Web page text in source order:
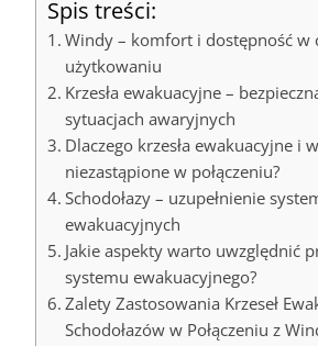
Spis treści:
Windy – komfort i dostępność w
użytkowaniu
Krzesła ewakuacyjne –
sytuacjach awaryjnych
Dlaczego krzesła ewakuacyjne i
niezastąpione w połączeniu?
Schodołazy – uzupełnienie
ewakuacyjnych
Jakie aspekty warto uwzględnić
systemu ewakuacyjnego?
Zalety Zastosowania Krzeseł
Schodołazów w Połączeniu z